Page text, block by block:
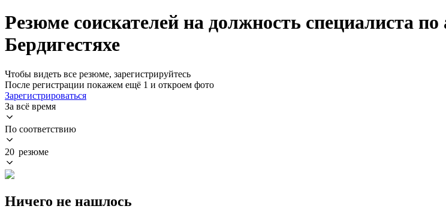
Резюме соискателей на должность специалиста
Бердигестяхе
Чтобы видеть все резюме, зарегистрируйтесь
После регистрации покажем ещё 1 и откроем фото
Зарегистрироваться
За всё время
По соответствию
20 резюме
Ничего не нашлось